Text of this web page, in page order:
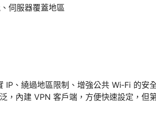
伺服器覆蓋地區
、繞過地區限制、增強公共 Wi‑Fi 的安
，內建 VPN 客戶端，方便快速設定，但